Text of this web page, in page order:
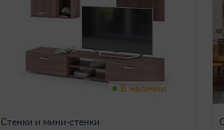
В наличии
Стенки и мини-стенки